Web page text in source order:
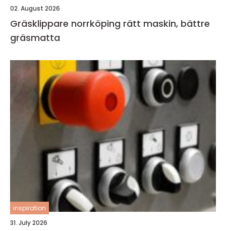
02. August 2026
Gräsklippare norrköping rätt maskin, bättre
gräsmatta
inspiration
31. July 2026